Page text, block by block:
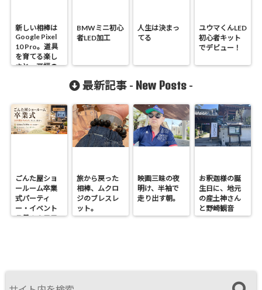
新しい相棒は
Google Pixel
10 Pro。道具
を育てる楽し
さと、至福の
BMWミニ初心
者LED加工
人生は決まっ
てる
ユウマくんLED
初心者キット
でデビュー！
最新記事 - New Posts -
ごんた屋ショ
ールーム卒業
式パーティ
ー・イベント
７月１９日日
旅から戻った
相棒、ムクロ
ジのブレスレ
ット。
映画三昧の夜
明け、半袖で
走り出す朝。
お釈迦様の誕
生日に、地元
の産土神さん
と野崎観音
へ。